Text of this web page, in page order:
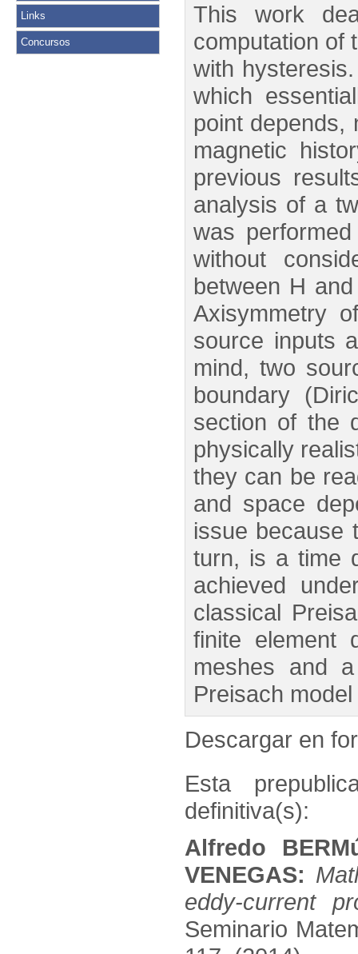
Links
Concursos
This work
computation of
with
which
point depends,
magnetic
previous
analysis of a
was
without
between H
Axisymmetry
source inputs
mind, two
boundary
section of the
physically
they can be
and space
issue because
turn, is a time
achieved
classical
finite element
meshes and
Preisach
Descargar en
Esta
definitiva(s):
Alfredo
VENEGAS:
eddy-current
Seminario